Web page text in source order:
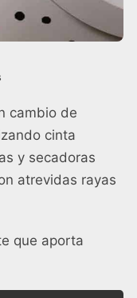
cambio de
cinta
y secadoras
atrevidas rayas
que aporta